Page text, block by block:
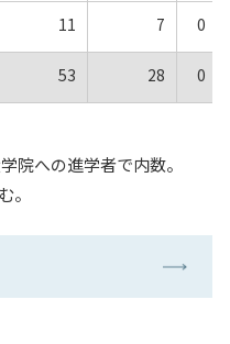
11 7 0
53 28 0
院への進学者で内数。
。